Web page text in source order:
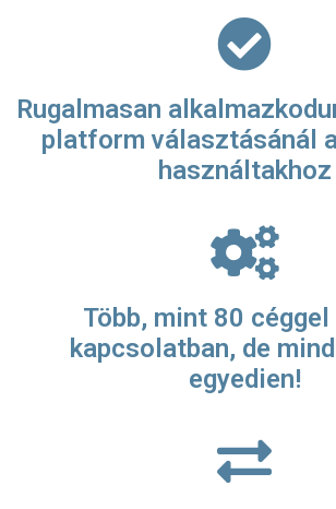
Rugalmasan
platform választásánál
használtakhoz
Több, mint 80
kapcsolatban, de
egyedien!